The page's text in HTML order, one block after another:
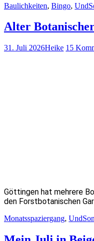
Baulichkeiten, Bingo,
Alter
31. Juli 2026Heike 15
Göttingen hat mehrere
den Forstbotanischen
Monatsspaziergang,